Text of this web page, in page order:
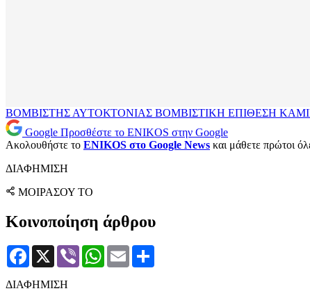
ΒΟΜΒΙΣΤΗΣ ΑΥΤΟΚΤΟΝΙΑΣ ΒΟΜΒΙΣΤΙΚΗ ΕΠΙΘΕΣΗ
Google Προσθέστε το ENIKOS στην Google
Ακολουθήστε το ENIKOS στο Google News και μάθετε πρώτοι
ΔΙΑΦΗΜΙΣΗ
ΜΟΙΡΑΣΟΥ ΤΟ
Κοινοποίηση άρθρου
Facebook
X Viber WhatsApp
Email
ΔΙΑΦΗΜΙΣΗ